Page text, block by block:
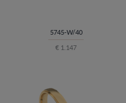
5745-W/40
€ 1.147